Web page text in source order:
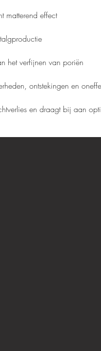
matterend effect
het verfijnen van poriën
ontstekingen en
en draagt bij aan